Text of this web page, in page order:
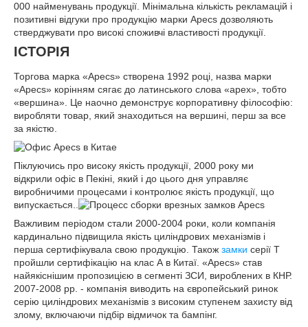
000 найменувань продукції. Мінімальна кількість рекламацій і
позитивні відгуки про продукцію марки Apecs дозволяють
стверджувати про високі споживчі властивості продукції.
ІСТОРІЯ
Торгова марка «Apecs» створена 1992 році, назва марки
«Apecs» корінням сягає до латинського слова «apex», тобто
«вершина». Це наочно демонструє корпоративну філософію:
виробляти товар, який знаходиться на вершині, перш за все
за якістю.
Піклуючись про високу якість продукції, 2000 року ми
відкрили офіс в Пекіні, який і до цього дня управляє
виробничими процесами і контролює якість продукції, що
випускається..
Важливим періодом стали 2000-2004 роки, коли компанія
кардинально підвищила якість циліндрових механізмів і
перша сертифікувала свою продукцію. Також замки серії Т
пройшли сертифікацію на клас А в Китаї. «Apecs» став
найякіснішим пропозицією в сегменті ЗСИ, вироблених в КНР.
2007-2008 рр. - компанія виводить на європейський ринок
серію циліндрових механізмів з високим ступенем захисту від
злому, включаючи підбір відмичок та бампінг.